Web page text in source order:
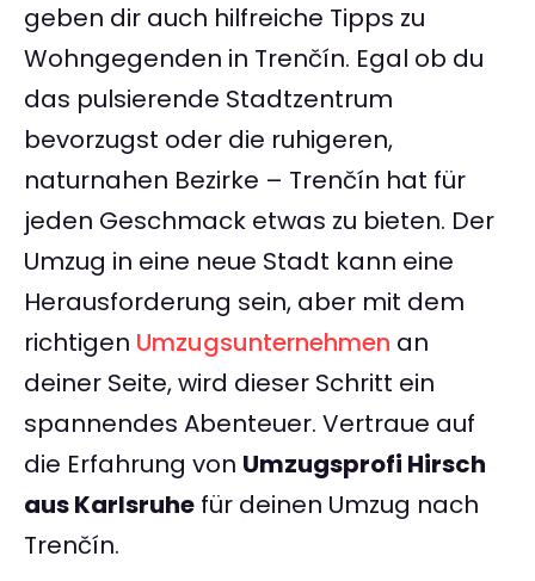
geben dir auch hilfreiche Tipps zu
Wohngegenden in Trenčín. Egal ob du
das pulsierende Stadtzentrum
bevorzugst oder die ruhigeren,
naturnahen Bezirke – Trenčín hat für
jeden Geschmack etwas zu bieten. Der
Umzug in eine neue Stadt kann eine
Herausforderung sein, aber mit dem
richtigen Umzugsunternehmen an
deiner Seite, wird dieser Schritt ein
spannendes Abenteuer. Vertraue auf
die Erfahrung von Umzugsprofi Hirsch
aus Karlsruhe für deinen Umzug nach
Trenčín.